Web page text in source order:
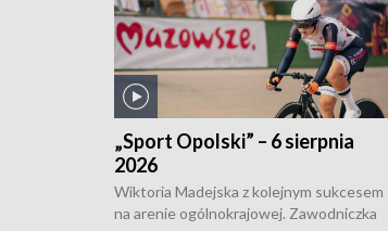
„Sport Opolski” – 6 sierpnia
2026
Wiktoria Madejska z kolejnym sukcesem
na arenie ogólnokrajowej. Zawodniczka